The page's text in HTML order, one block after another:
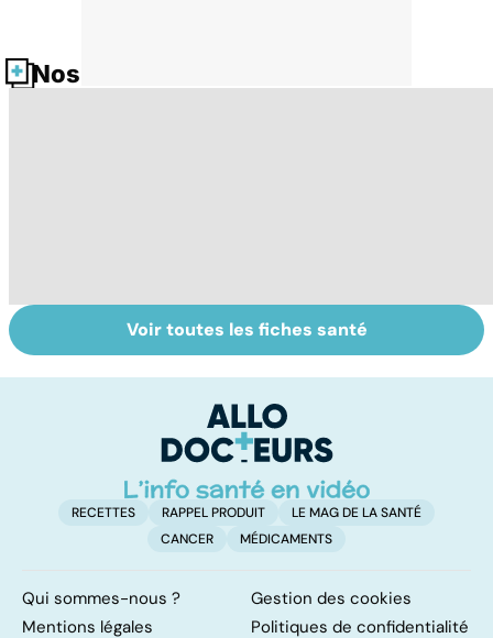
Nos fiches santé
Tout savoir sur
les infections
Inflammation des
amygdales : que
d'angine ?
Voir toutes les fiches santé
RECETTES RAPPEL PRODUIT
LE MAG DE LA SANTÉ
CANCER
MÉDICAMENTS
Qui sommes-nous ?
Gestion des cookies
Mentions légales
Politiques de confidentialité